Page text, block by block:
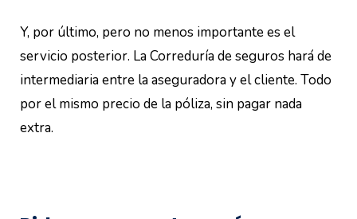
Y, por último, pero no menos importante es el
servicio posterior. La Correduría de seguros hará de
intermediaria entre la aseguradora y el cliente. Todo
por el mismo precio de la póliza, sin pagar nada
extra.